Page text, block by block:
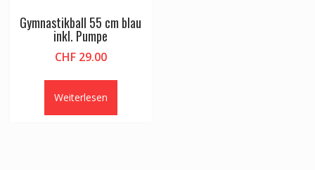
Gymnastikball 55 cm blau
inkl. Pumpe
CHF29.00
Weiterlesen